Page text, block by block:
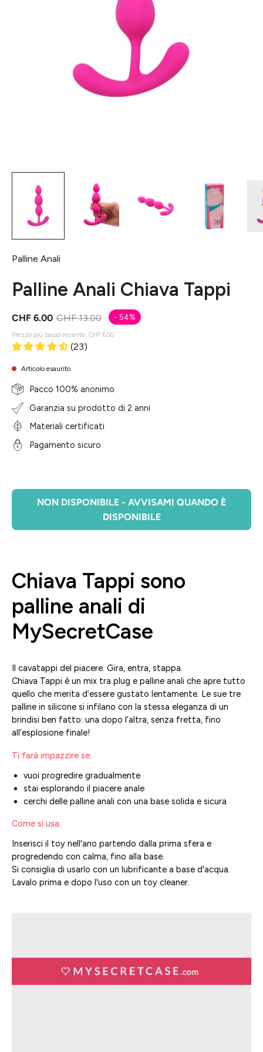
Palline Anali
Palline Anali Chiava Tappi
CHF 6.00 CHF 13.00 - 54%
Prezzo più basso recente: CHF 6.00
(23)
Articolo esaurito
Pacco 100% anonimo
Garanzia su prodotto di 2 anni
Materiali certificati
Pagamento sicuro
NON DISPONIBILE - AVVISAMI QUANDO È
DISPONIBILE
Chiava Tappi sono
palline anali di
MySecretCase
Il cavatappi del piacere. Gira, entra, stappa.
Chiava Tappi è un mix tra plug e palline anali che apre tutto
quello che merita d’essere gustato lentamente. Le sue tre
palline in silicone si infilano con la stessa eleganza di un
brindisi ben fatto: una dopo l’altra, senza fretta, fino
all’esplosione finale!
Ti farà impazzire se:
vuoi progredire gradualmente
stai esplorando il piacere anale
cerchi delle palline anali con una base solida e sicura
Come si usa:
Inserisci il toy nell'ano partendo dalla prima sfera e
progredendo con calma, fino alla base.
Si consiglia di usarlo con un lubrificante a base d'acqua.
Lavalo prima e dopo l'uso con un toy cleaner.